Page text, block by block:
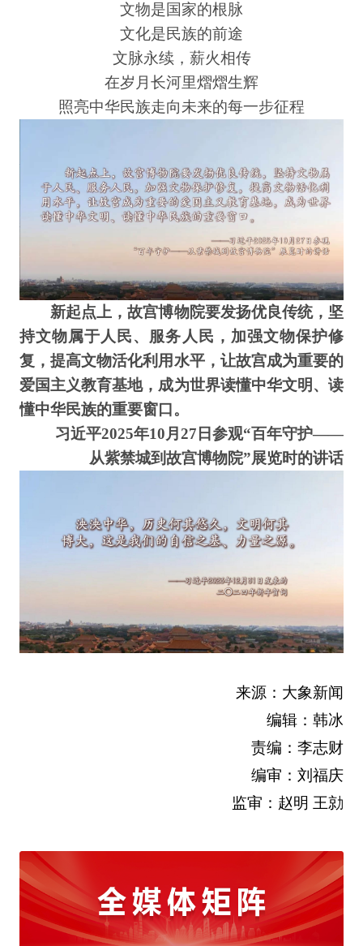
文物是国家的根脉
文化是民族的前途
文脉永续，薪火相传
在岁月长河里熠熠生辉
照亮中华民族走向未来的每一步征程
新起点上，故宫博物院要发扬优良传统，坚
持文物属于人民、服务人民，加强文物保护修
复，提高文物活化利用水平，让故宫成为重要的
爱国主义教育基地，成为世界读懂中华文明、读
懂中华民族的重要窗口。
习近平2025年10月27日参观“百年守护——
从紫禁城到故宫博物院”展览时的讲话
来源：大象新闻
编辑：韩冰
责编：李志财
编审：刘福庆
监审：赵明 王勍